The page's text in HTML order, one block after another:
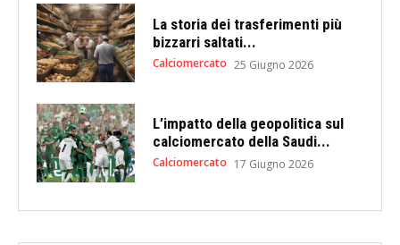
La storia dei trasferimenti più
bizzarri saltati...
Calciomercato 25 Giugno 2026
L’impatto della geopolitica sul
calciomercato della Saudi...
Calciomercato 17 Giugno 2026